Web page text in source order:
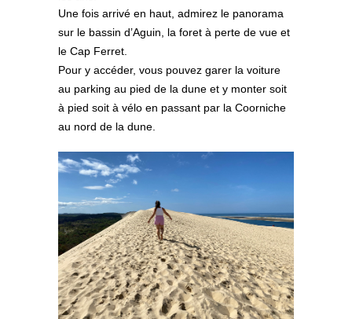
Une fois arrivé en haut, admirez le panorama
sur le bassin d’Aguin, la foret à perte de vue et
le Cap Ferret.
Pour y accéder, vous pouvez garer la voiture
au parking au pied de la dune et y monter soit
à pied soit à vélo en passant par la Coorniche
au nord de la dune.